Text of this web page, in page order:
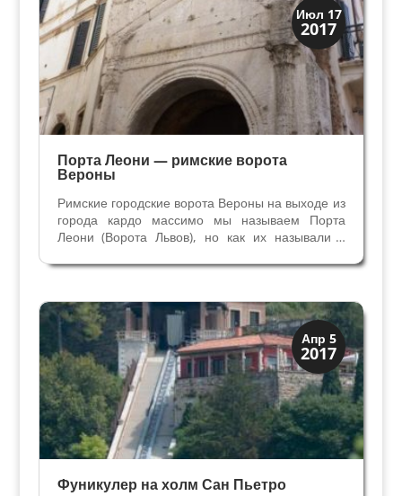
Июл 17
2017
Верона
Посмотрите в Вероне
Порта Леони — римские ворота
Вероны
Римские городские ворота Вероны на выходе из
города кардо массимо мы называем Порта
Леони (Ворота Львов), но как их называли в
ворота Порта Сан Фермо по церкви Святых
употребляли классическое...
Апр 5
2017
Посмотрите в Вероне
Фуникулер на холм Сан Пьетро